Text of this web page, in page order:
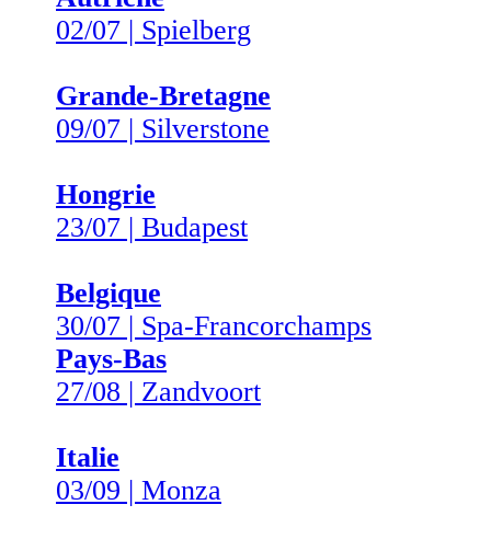
02/07 | Spielberg
Grande-Bretagne
09/07 | Silverstone
Hongrie
23/07 | Budapest
Belgique
30/07 | Spa-Francorchamps
Pays-Bas
27/08 | Zandvoort
Italie
03/09 | Monza